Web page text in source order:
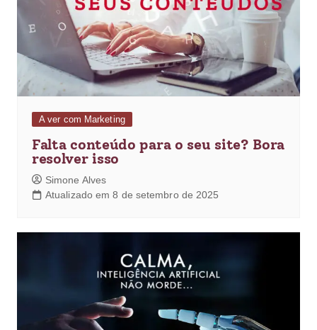
A ver com Marketing
Falta conteúdo para o seu site? Bora
resolver isso
Simone Alves
Atualizado em 8 de setembro de 2025